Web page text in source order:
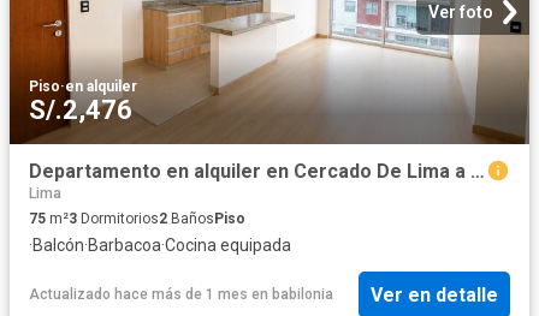
Ver foto
Piso·en alquiler
S/.2,476
Departamento en alquiler en Cercado De Lima a S/2,400 al mes
Lima
75 m²3 Dormitorios2 Baños Piso
·Balcón·Barbacoa·Cocina equipada
Actualizado hace más de 1 mes en babilonia Ver en detalle